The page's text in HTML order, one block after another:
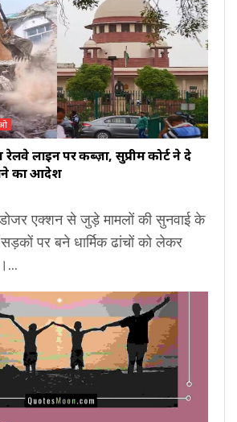
लाइन पर कब्ज़ा, सुप्रीम कोर्ट ने दे
का आदेश
एक्शन से जुड़े मामलों की सुनवाई के
पर बने धार्मिक ढांचों को लेकर